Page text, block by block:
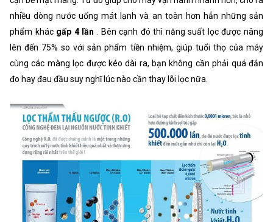
nhiều dòng nước uống mát lạnh và an toàn hơn hẳn những sản
phẩm khác gấp 4 lần
. Bên cạnh đó thì năng suất lọc được nâng
lên đến 75% so với sản phẩm tiền nhiệm, giúp tuổi thọ của máy
cùng các màng lọc được kéo dài ra, bạn không cần phải quá đắn
đo hay đau đầu suy nghĩ lúc nào cần thay lõi lọc nữa.